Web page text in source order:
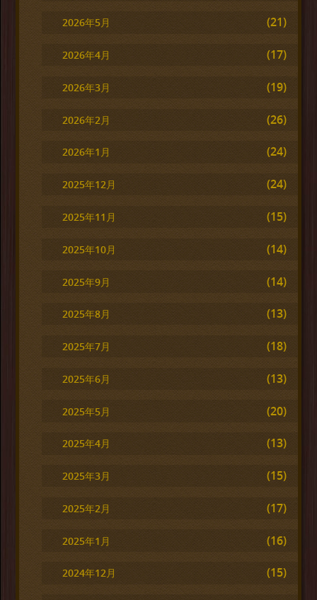
2026年5月 (21)
2026年4月 (17)
2026年3月 (19)
2026年2月 (26)
2026年1月 (24)
2025年12月 (24)
2025年11月 (15)
2025年10月 (14)
2025年9月 (14)
2025年8月 (13)
2025年7月 (18)
2025年6月 (13)
2025年5月 (20)
2025年4月 (13)
2025年3月 (15)
2025年2月 (17)
2025年1月 (16)
2024年12月 (15)